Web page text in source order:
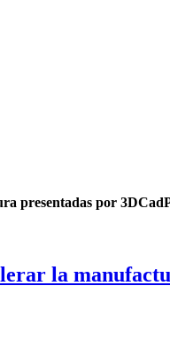
presentadas por
la